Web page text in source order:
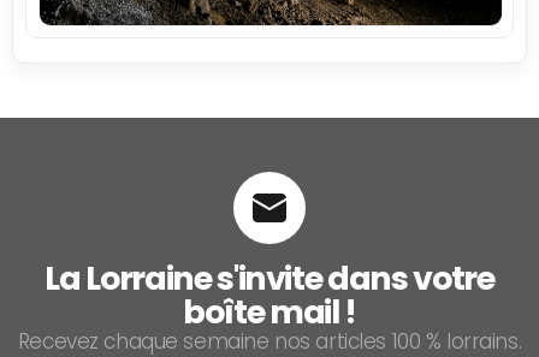
La Lorraine s'invite dans votre
boîte mail !
Recevez chaque semaine nos articles 100 % lorrains.